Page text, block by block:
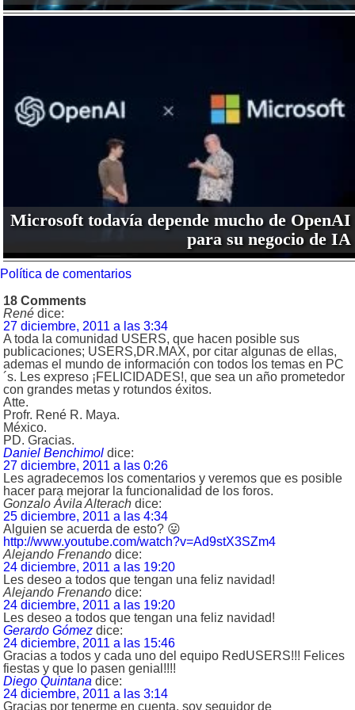
Microsoft todavía depende mucho de OpenAI
para su negocio de IA
Política de comentarios
18 Comments
René dice:
27 diciembre, 2011 a las 3:34
A toda la comunidad USERS, que hacen posible sus
publicaciones; USERS,DR.MAX, por citar algunas de ellas,
ademas el mundo de información con todos los temas en PC
´s. Les expreso ¡FELICIDADES!, que sea un año prometedor
con grandes metas y rotundos éxitos.
Atte.
Profr. René R. Maya.
México.
PD. Gracias.
Daniel Benchimol dice:
27 diciembre, 2011 a las 0:26
Les agradecemos los comentarios y veremos que es posible
hacer para mejorar la funcionalidad de los foros.
Gonzalo Ávila Alterach dice:
25 diciembre, 2011 a las 4:34
Alguien se acuerda de esto? 😛
http://www.youtube.com/watch?v=Ad9stX3SZm4
Alejando Frenando dice:
24 diciembre, 2011 a las 19:20
Les deseo a todos que tengan una feliz navidad!
Alejando Frenando dice:
24 diciembre, 2011 a las 19:20
Les deseo a todos que tengan una feliz navidad!
Gerardo Gómez dice:
24 diciembre, 2011 a las 15:46
Gracias a todos y cada uno del equipo RedUSERS!!! Felices
fiestas y que lo pasen genial!!!!
Diego Quintana dice:
24 diciembre, 2011 a las 3:14
Gracias por tenerme en cuenta, soy seguidor de